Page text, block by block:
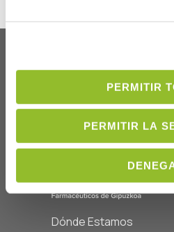
PERMITIR
PERMITIR LA
Dónde Estamos